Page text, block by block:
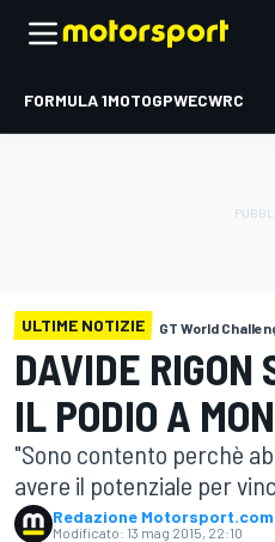
FORMULA 1MOTOGPWECWRC
ULTIME NOTIZIE GT World
DAVIDE RIGON
IL PODIO A
"Sono contento perchè
avere il potenziale per
Redazione Motorsport.com
Modificato: 13 mag 2015, 22:10